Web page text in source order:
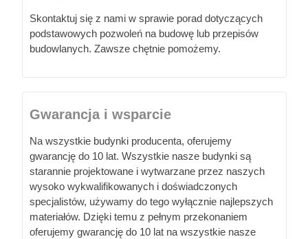
Skontaktuj się z nami w sprawie porad dotyczących
podstawowych pozwoleń na budowę lub przepisów
budowlanych. Zawsze chętnie pomożemy.
Gwarancja i wsparcie
Na wszystkie budynki producenta, oferujemy
gwarancję do 10 lat. Wszystkie nasze budynki są
starannie projektowane i wytwarzane przez naszych
wysoko wykwalifikowanych i doświadczonych
specjalistów, używamy do tego wyłącznie najlepszych
materiałów. Dzięki temu z pełnym przekonaniem
oferujemy gwarancję do 10 lat na wszystkie nasze